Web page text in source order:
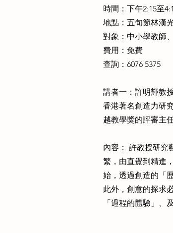
時間：下午2:15至
地點：五旬節林漢
對象：中小學教師
費用：免費
查詢：6076 5375
講者一：許明輝教
香港著名創造力研
越教學獎的評審主
內容： 許教授研究
繁，由直覺到精進
始，透過創造的「
此外，創意的探求
「過程的體驗」、